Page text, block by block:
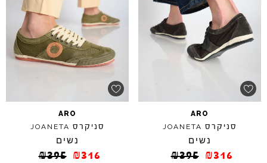
ARO
סניקרס JOANETA
נשים
₪395 ₪316
ARO
סניקרס JOANETA
נשים
₪395 ₪316